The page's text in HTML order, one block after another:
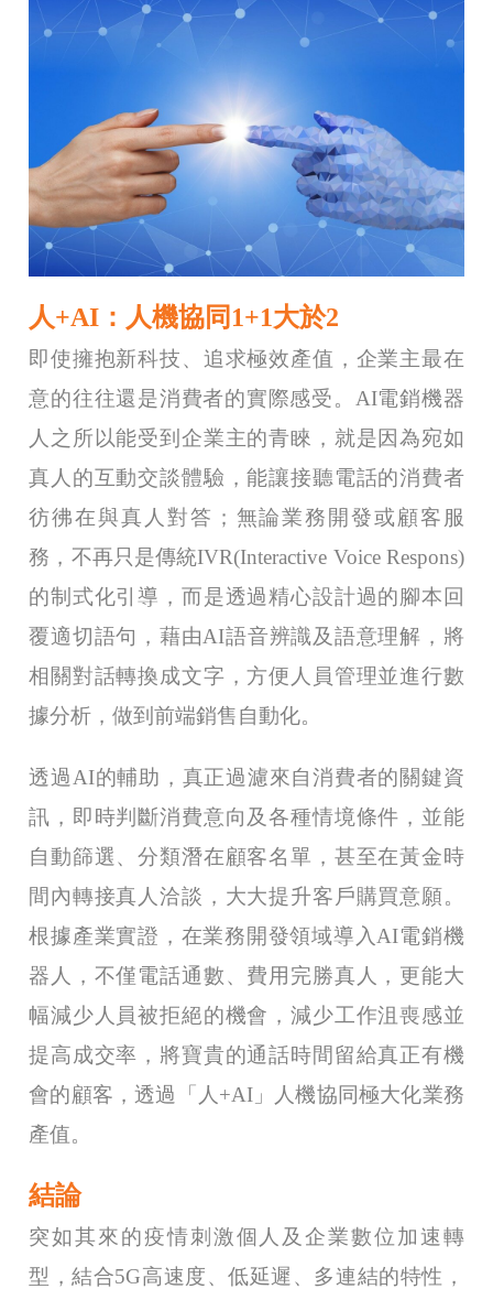
人+AI：人機協同1+1大於2
即使擁抱新科技、追求極效產值，企業主最在
意的往往還是消費者的實際感受。AI電銷機器
人之所以能受到企業主的青睞，就是因為宛如
真人的互動交談體驗，能讓接聽電話的消費者
彷彿在與真人對答；無論業務開發或顧客服
務，不再只是傳統IVR(Interactive Voice Respons)
的制式化引導，而是透過精心設計過的腳本回
覆適切語句，藉由AI語音辨識及語意理解，將
相關對話轉換成文字，方便人員管理並進行數
據分析，做到前端銷售自動化。
透過AI的輔助，真正過濾來自消費者的關鍵資
訊，即時判斷消費意向及各種情境條件，並能
自動篩選、分類潛在顧客名單，甚至在黃金時
間內轉接真人洽談，大大提升客戶購買意願。
根據產業實證，在業務開發領域導入AI電銷機
器人，不僅電話通數、費用完勝真人，更能大
幅減少人員被拒絕的機會，減少工作沮喪感並
提高成交率，將寶貴的通話時間留給真正有機
會的顧客，透過「人+AI」人機協同極大化業務
產值。
結論
突如其來的疫情刺激個人及企業數位加速轉
型，結合5G高速度、低延遲、多連結的特性，